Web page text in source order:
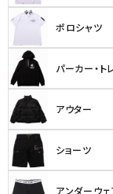
ポロシャツ
パーカー・ト
アウター
ショーツ
アンダーウェ